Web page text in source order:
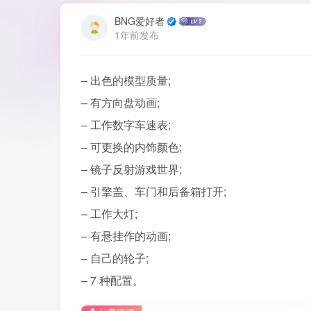
BNG爱好者
1年前发布
– 出色的模型质量;
– 有方向盘动画;
– 工作数字车速表;
– 可更换的内饰颜色;
– 镜子反射游戏世界;
– 引擎盖、车门和后备箱打开;
– 工作大灯;
– 有悬挂作的动画;
– 自己的轮子;
– 7 种配置。